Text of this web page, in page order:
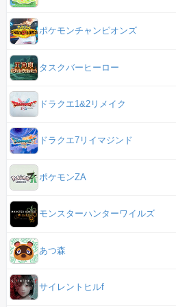
ポケモンチャンピオンズ
タスクバーヒーロー
ドラクエ1&2リメイク
ドラクエ7リイマジンド
ポケモンZA
モンスターハンターワイルズ
あつ森
サイレントヒルf